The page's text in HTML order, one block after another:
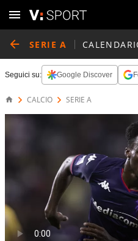
SERIE A
Seguici su: Google Discover
CALCIO SERIE A